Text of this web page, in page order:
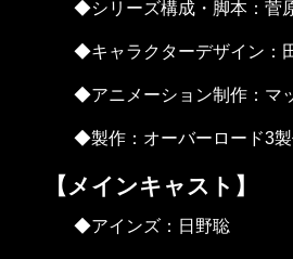
◆シリーズ構成・脚本：菅
◆キャラクターデザイン：
◆アニメーション制作：マ
◆製作：オーバーロード3
【メインキャスト】
◆アインズ：日野聡